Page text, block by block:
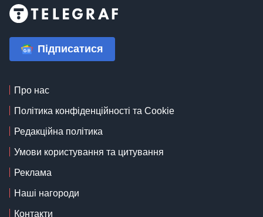
Підписатися
Про нас
Політика конфіденційності та Cookie
Редакційна політика
Умови користування та цитування
Реклама
Наші нагороди
Контакти